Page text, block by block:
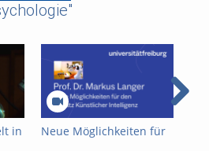
Mostafa Daoud
und Europäische Ethnologie
unter
eye-reflex-photography-girl-selfie-
in
Neue Möglichkeiten für